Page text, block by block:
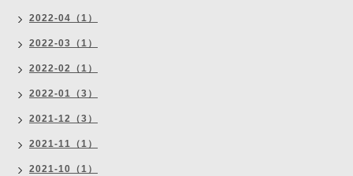
2022-04（1）
2022-03（1）
2022-02（1）
2022-01（3）
2021-12（3）
2021-11（1）
2021-10（1）